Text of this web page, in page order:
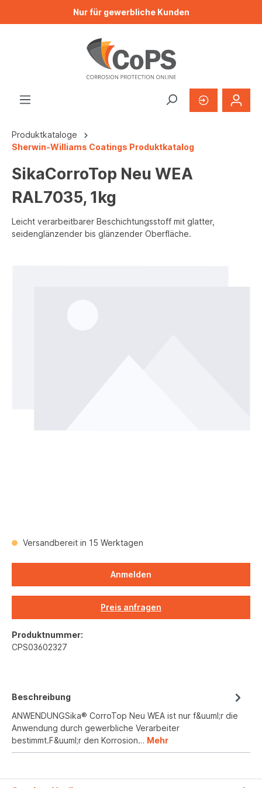
Nur für gewerbliche Kunden
Produktkataloge
Sherwin-Williams Coatings Produktkatalog
SikaCorroTop Neu WEA
RAL7035, 1kg
Leicht verarbeitbarer Beschichtungsstoff mit glatter,
seidenglänzender bis glänzender Oberfläche.
Versandbereit in 15 Werktagen
Anmelden
Preis anfragen
Produktnummer:
CPS03602327
Beschreibung
ANWENDUNGSika® CorroTop Neu WEA ist nur f&uuml;r die
Anwendung durch gewerbliche Verarbeiter
bestimmt.F&uuml;r den Korrosion… Mehr